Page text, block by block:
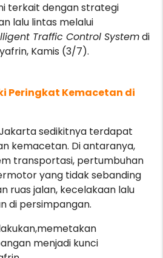
terkait dengan strategi
lalu lintas melalui
Traffic Control Systemdi
Kamis (3/7).
Peringkat Kemacetan di
sedikitnya terdapat
kemacetan. Di antaranya,
transportasi, pertumbuhan
yang tidak sebanding
ruas jalan, kecelakaan lalu
di persimpangan.
menjadi kunci